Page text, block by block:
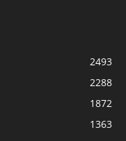
2493
2288
1872
1363